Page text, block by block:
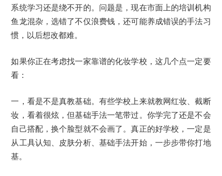
系统学习还是绕不开的。问题是，现在市面上的培训机构
鱼龙混杂，选错了不仅浪费钱，还可能养成错误的手法习
惯，以后想改都难。
如果你正在考虑找一家靠谱的化妆学校，这几个点一定要
看：
一，看是不是真教基础。有些学校上来就教网红妆、截断
妆，看着很炫，但基础手法一笔带过。你学完了还是不会
自己搭配，换个脸型就不会画了。真正的好学校，一定是
从工具认知、皮肤分析、基础手法开始，一步步带你打地
基。